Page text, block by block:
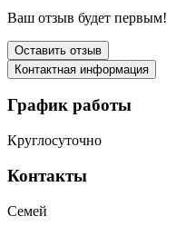
Ваш отзыв будет первым!
Оставить отзыв
Контактная информация
График работы
Круглосуточно
Контакты
Семей